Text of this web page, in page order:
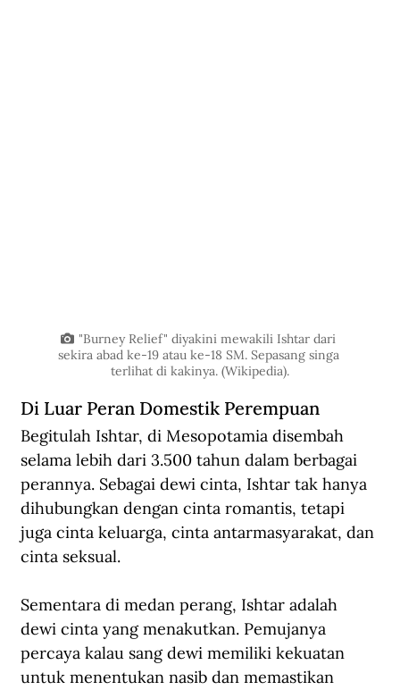
"Burney Relief" diyakini mewakili Ishtar dari
sekira abad ke-19 atau ke-18 SM. Sepasang singa
terlihat di kakinya. (Wikipedia).
Di Luar Peran Domestik Perempuan
Begitulah Ishtar, di Mesopotamia disembah
selama lebih dari 3.500 tahun dalam berbagai
perannya. Sebagai dewi cinta, Ishtar tak hanya
dihubungkan dengan cinta romantis, tetapi
juga cinta keluarga, cinta antarmasyarakat, dan
cinta seksual.
Sementara di medan perang, Ishtar adalah
dewi cinta yang menakutkan. Pemujanya
percaya kalau sang dewi memiliki kekuatan
untuk menentukan nasib dan memastikan